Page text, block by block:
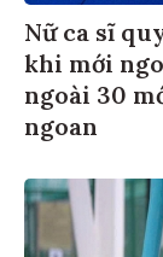
Nữ ca sĩ
khi mới
ngoài 30
ngoan